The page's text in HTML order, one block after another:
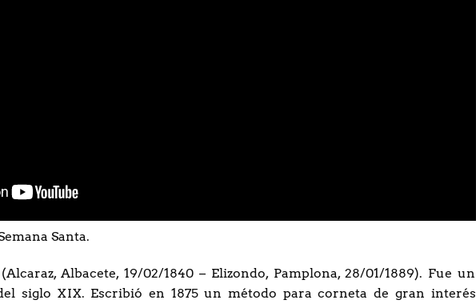
Santa.
Albacete, 19/02/1840 – Elizondo, Pamplona, 28/01/1889). Fue un
siglo XIX. Escribió en 1875 un método para corneta de gran interés